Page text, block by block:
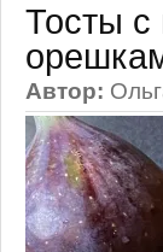
Тосты
Автор: